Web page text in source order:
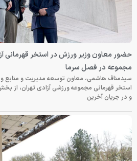
حضور معاون وزیر ورزش در استخر قهرمانی
مجموعه در فصل سرما
سیدمناف هاشمی، معاون توسعه مدیریت و منابع
استخر قهرمانی مجموعه ورزشی آزادی تهران، از
و در جریان آخرین